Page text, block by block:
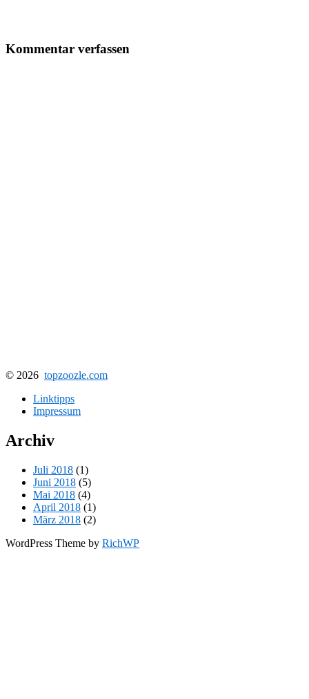
Kommentar verfassen
© 2026 topzoozle.com
Linktipps
Impressum
Archiv
Juli 2018 (1)
Juni 2018 (5)
Mai 2018 (4)
April 2018 (1)
März 2018 (2)
WordPress Theme by RichWP